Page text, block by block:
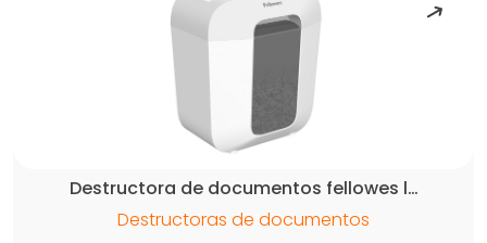
Destructora de documentos fellowes l…
Destructoras de documentos